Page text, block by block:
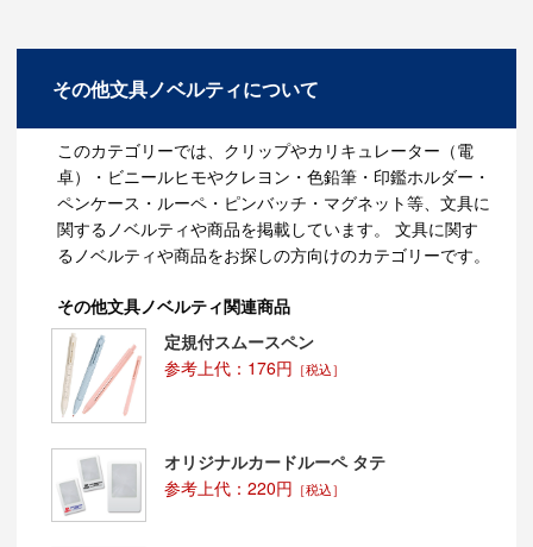
その他文具ノベルティについて
このカテゴリーでは、クリップやカリキュレーター（電
卓）・ビニールヒモやクレヨン・色鉛筆・印鑑ホルダー・
ペンケース・ルーペ・ピンバッチ・マグネット等、文具に
関するノベルティや商品を掲載しています。 文具に関す
るノベルティや商品をお探しの方向けのカテゴリーです。
その他文具ノベルティ関連商品
定規付スムースペン
参考上代：176円 ［税込］
オリジナルカードルーペ タテ
参考上代：220円 ［税込］